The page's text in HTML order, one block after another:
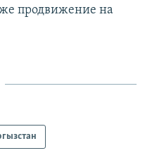
продвижение на